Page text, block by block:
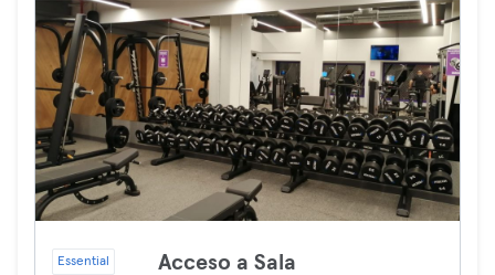
Essential Acceso a Sala